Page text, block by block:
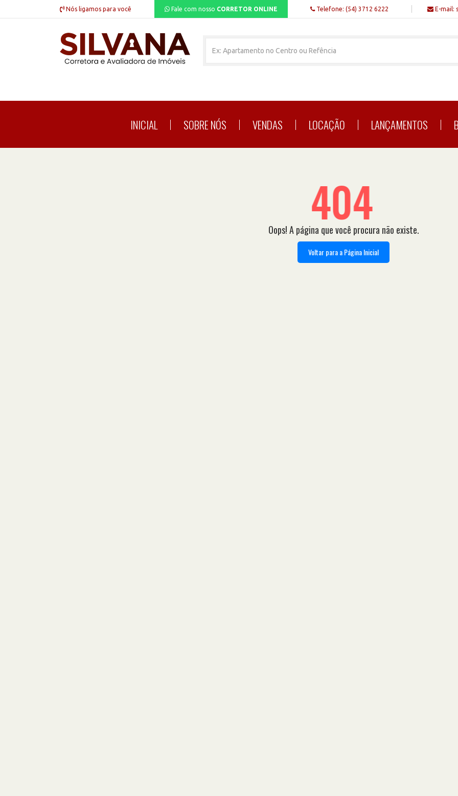
Nós ligamos para você Fale com nosso CORRETOR ONLINE Telefone: (54) 3712 6222 E-mail:
INICIAL SOBRE NÓS VENDAS LOCAÇÃO LANÇAMENTOS
404
Oops! A página que você procura não existe.
Voltar para a Página Inicial